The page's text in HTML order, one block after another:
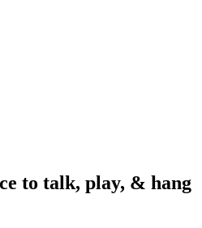
to talk, play, & hang